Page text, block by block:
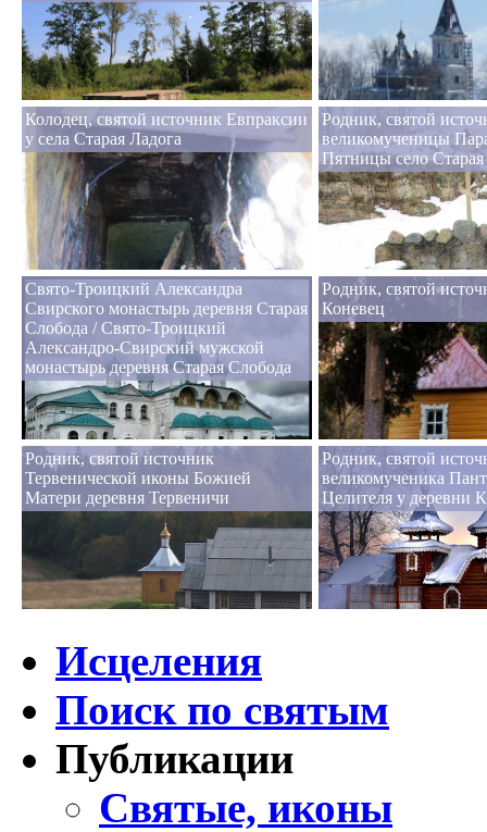
Колодец, святой источник Евпраксии
у села Старая Ладога
Родник, святой
великомученицы
Пятницы село Старая
Свято-Троицкий Александра
Свирского монастырь деревня Старая
Слобода / Свято-Троицкий
Александро-Свирский мужской
монастырь деревня Старая Слобода
Родник, святой
Коневец
Родник, святой источник
Тервенической иконы Божией
Матери деревня Тервеничи
Родник, святой
великомученика
Целителя у деревни
Исцеления
Поиск по святым
Публикации
Святые, иконы